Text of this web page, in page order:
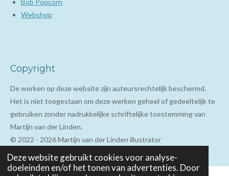
Deze website gebruikt cookies voor analyse-
doeleinden en/of het tonen van advertenties. Door
Bob Popcorn
Webshop
Copyright
De werken op deze website zijn auteursrechtelijk beschermd.
Het is niet toegestaan om deze werken geheel of gedeeltelijk te
gebruiken zonder nadrukkelijke schriftelijke toestemming van
Martijn van der Linden.
© 2022 - 2026 Martijn van der Linden illustrator